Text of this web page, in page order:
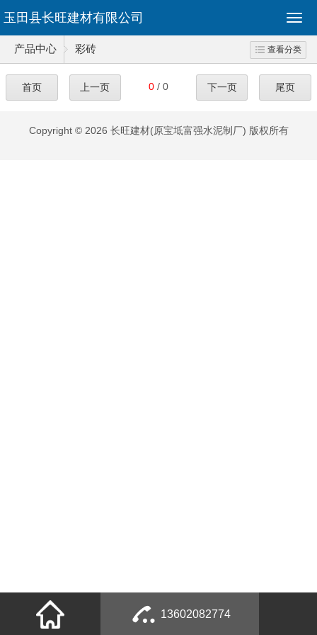
玉田县长旺建材有限公司
产品中心 彩砖 查看分类
首页 上一页 0/ 0 下一页 尾页
Copyright © 2026 长旺建材(原宝坻富强水泥制厂) 版权所有
13602082774